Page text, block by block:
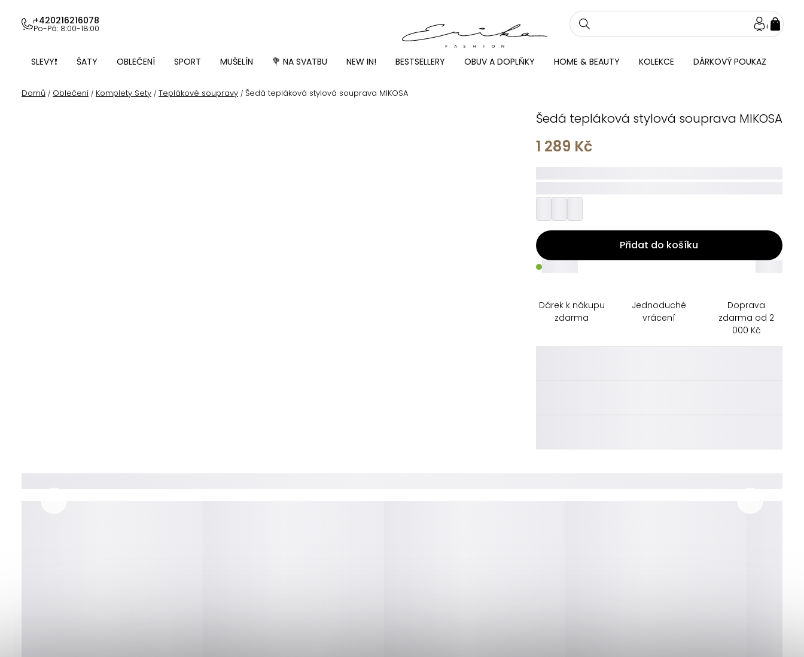
obsah
+420216216078
Po-Pá: 8:00-18:00
SLEVY❗ ŠATY OBLEČENÍ SPORT MUŠELÍN 💐 NA SVATBU NEW IN! BESTSELLERY OBUV A DOPLŇKY HOME & BEAUTY KOLEKCE DÁRKOVÝ POUKAZ
Domů / Oblečení / Komplety Sety / Teplákové soupravy / Šedá tepláková stylová souprava MIKOSA
Šedá tepláková stylová souprava MIKOSA
1 289 Kč
Přidat do košíku
_____
Dárek k nákupu
zdarma
Jednoduché
vrácení
Doprava
zdarma od 2
000 Kč